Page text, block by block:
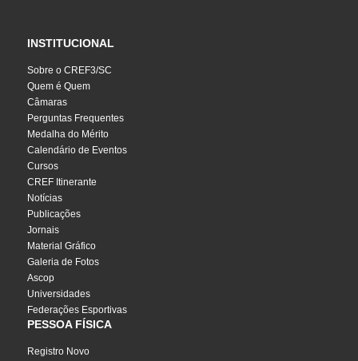
INSTITUCIONAL
Sobre o CREF3/SC
Quem é Quem
Câmaras
Perguntas Frequentes
Medalha do Mérito
Calendário de Eventos
Cursos
CREF Itinerante
Notícias
Publicações
Jornais
Material Gráfico
Galeria de Fotos
Ascop
Universidades
Federações Esportivas
PESSOA FÍSICA
Registro Novo